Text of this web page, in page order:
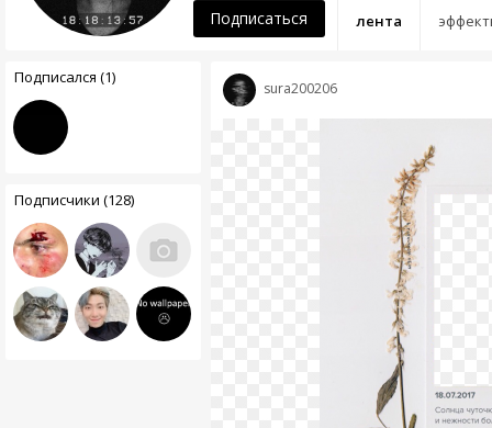
лента
Подписаться
Подписался (1)
Подписчики (128)
sura200206